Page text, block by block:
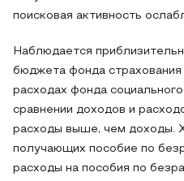
поисковая активность
Наблюдается
бюджета фонда
расходах фонда
сравнении доходов и
расходы выше, чем доходы.
получающих пособие по
расходы на пособия по